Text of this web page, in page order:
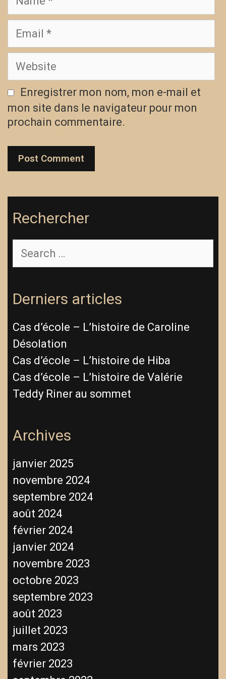
Enregistrer mon nom, mon e-mail et
mon site dans le navigateur pour mon
prochain commentaire.
Rechercher
Derniers articles
Cas d’école – L’histoire de Caroline
Désolation
Cas d’école – L’histoire de Hiba
Cas d’école – L’histoire de Valérie
Teddy Riner au sommet
Archives
janvier 2025
novembre 2024
septembre 2024
août 2024
février 2024
janvier 2024
novembre 2023
octobre 2023
septembre 2023
août 2023
juillet 2023
mars 2023
février 2023